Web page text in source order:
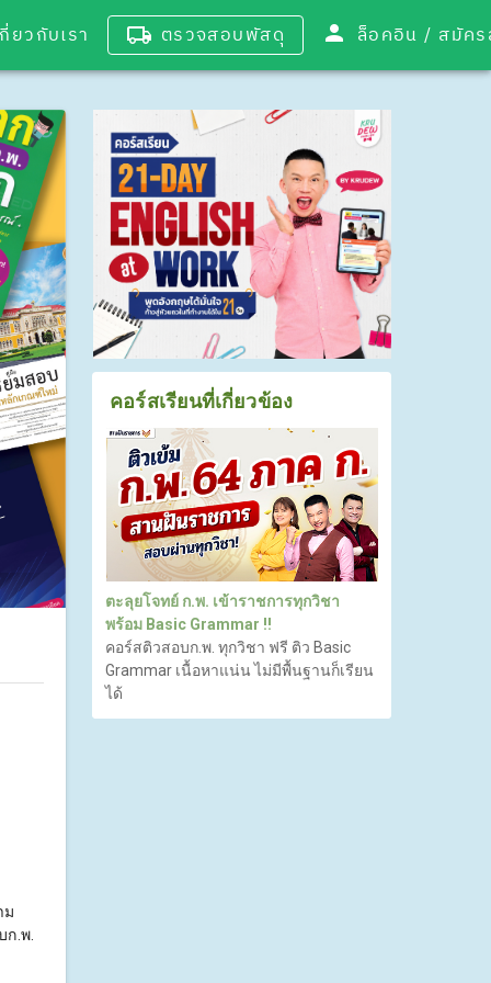
ยวกับเรา ตรวจสอบพัสดุ ล็อคอิน /
ม
.พ.
คอร์สเรียนที่เกี่ยวข้อง
ตะลุยโจทย์ ก.พ. เข้าราชการทุกวิชา
พร้อม Basic Grammar !!
คอร์สติวสอบก.พ. ทุกวิชา ฟรี ติว Basic
Grammar เนื้อหาแน่น ไม่มีพื้นฐานก็เรียน
ได้